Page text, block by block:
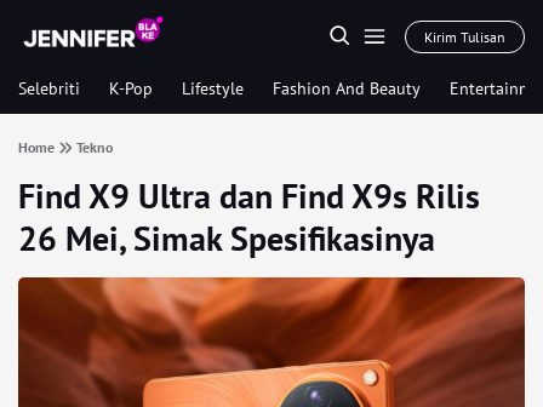
Kirim Tulisan
Selebriti K-Pop Lifestyle Fashion And Beauty
Home Tekno
Find X9 Ultra dan Find X9s Rilis
26 Mei, Simak Spesifikasinya